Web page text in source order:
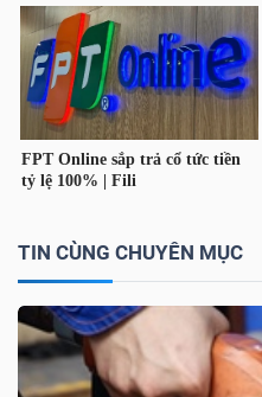
TIN CÙNG CHUYÊN MỤC
SỨC
KHỎE
TÀI
CÔNG